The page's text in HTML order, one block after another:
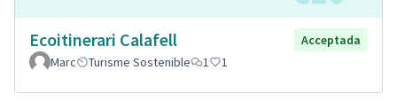
Ecoitinerari Calafell
Acceptada
Marc
Turisme Sostenible 1 1